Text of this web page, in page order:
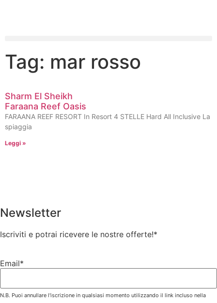
Tag: mar rosso
Sharm El Sheikh
Faraana Reef Oasis
FARAANA REEF RESORT In Resort 4 STELLE Hard All Inclusive La
spiaggia
Leggi »
Newsletter
Iscriviti e potrai ricevere le nostre offerte!*
Email*
N.B. Puoi annullare l'iscrizione in qualsiasi momento utilizzando il link incluso nella